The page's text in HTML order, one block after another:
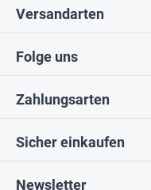
Folge uns
Sicher einkaufen
Newsletter
Zahlungsarten
Versandarten